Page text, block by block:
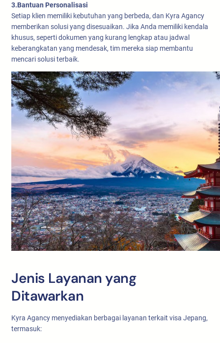
3.Bantuan Personalisasi
Setiap klien memiliki kebutuhan yang berbeda, dan Kyra Agancy
memberikan solusi yang disesuaikan. Jika Anda memiliki kendala
khusus, seperti dokumen yang kurang lengkap atau jadwal
keberangkatan yang mendesak, tim mereka siap membantu
mencari solusi terbaik.
Jenis Layanan yang
Ditawarkan
Kyra Agancy menyediakan berbagai layanan terkait visa Jepang,
termasuk: